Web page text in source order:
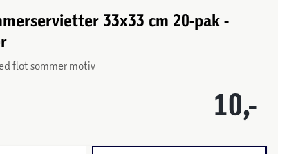
33x33 cm 20-pak -
flot sommer motiv
10,-